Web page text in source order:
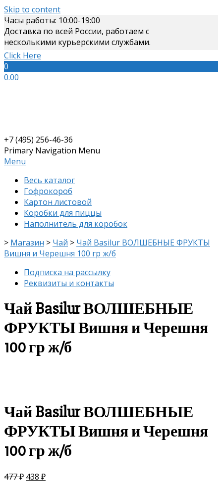
Skip to content
Часы работы: 10:00-19:00
Доставка по всей России, работаем с
несколькими курьерскими службами.
Click Here
0
0.00
+7 (495) 256-46-36
Primary Navigation Menu
Menu
Весь каталог
Гофрокороб
Картон листовой
Коробки для пиццы
Наполнитель для коробок
> Магазин > Чай > Чай Basilur ВОЛШЕБНЫЕ ФРУКТЫ
Вишня и Черешня 100 гр ж/б
Подписка на рассылку
Реквизиты и контакты
Чай Basilur ВОЛШЕБНЫЕ
ФРУКТЫ Вишня и Черешня
100 гр ж/б
Чай Basilur ВОЛШЕБНЫЕ
ФРУКТЫ Вишня и Черешня
100 гр ж/б
477₽ 438 ₽